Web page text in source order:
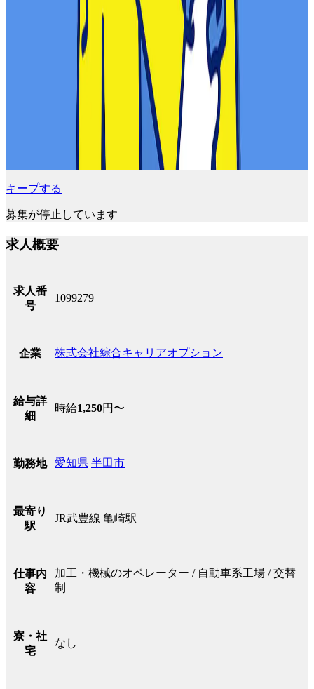
キープする
募集が停止しています
求人概要
求人番
号
1099279
企業 株式会社綜合キャリアオプション
給与詳
細
時給1,250円〜
勤務地 愛知県 半田市
最寄り
駅
JR武豊線 亀崎駅
仕事内
容
加工・機械のオペレーター / 自動車系工場 / 交替
制
寮・社
宅
なし